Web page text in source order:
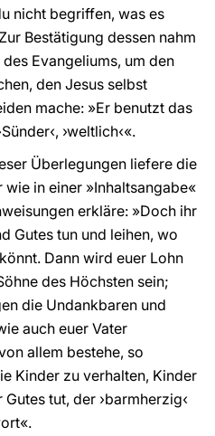
nicht begriffen, was es
Bestätigung dessen nahm
Evangeliums, um den
den Jesus selbst
mache: »Er benutzt das
›weltlich‹«.
Überlegungen liefere die
in einer »Inhaltsangabe«
erkläre: »Doch ihr
Gutes tun und leihen, wo
Dann wird euer Lohn
des Höchsten sein;
die Undankbaren und
auch euer Vater
allem bestehe, so
Kinder zu verhalten, Kinder
tut, der ›barmherzig‹